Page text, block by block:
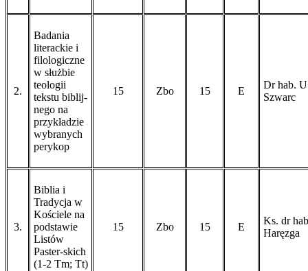
2.
Badania
literackie i
filologiczne
w służbie
teologii
tekstu biblij­
nego na
przykładzie
wybranych
perykop
15 Zbo 15 E
Dr hab.
Szwarc
3.
Biblia i
Tradycja w
Kościele na
podstawie
Listów
Paster-skich
(1-2 Tm; Tt)
15 Zbo 15 E
Ks. dr
Haręzga